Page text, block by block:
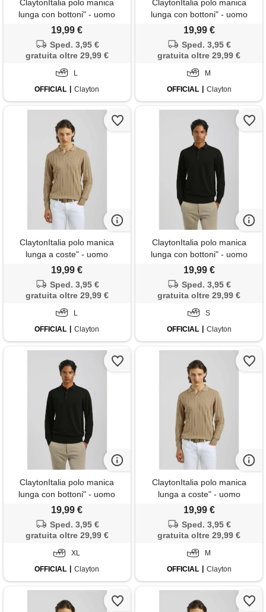
ClaytonItalia polo manica
lunga con bottoni" - uomo
19,99 €
Sped. 3,95 €
gratuita oltre 29,99 €
L
OFFICIAL
Clayton
ClaytonItalia polo manica
lunga con bottoni" - uomo
19,99 €
Sped. 3,95 €
gratuita oltre 29,99 €
M
OFFICIAL
Clayton
ClaytonItalia polo manica
lunga a coste" - uomo
19,99 €
Sped. 3,95 €
gratuita oltre 29,99 €
L
OFFICIAL
Clayton
ClaytonItalia polo manica
lunga con bottoni" - uomo
19,99 €
Sped. 3,95 €
gratuita oltre 29,99 €
S
OFFICIAL
Clayton
ClaytonItalia polo manica
lunga con bottoni" - uomo
19,99 €
Sped. 3,95 €
gratuita oltre 29,99 €
XL
OFFICIAL
Clayton
ClaytonItalia polo manica
lunga a coste" - uomo
19,99 €
Sped. 3,95 €
gratuita oltre 29,99 €
M
OFFICIAL
Clayton